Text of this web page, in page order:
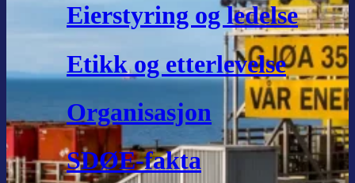
Eierstyring og ledelse
Etikk og etterlevelse
Organisasjon
SDØE-fakta